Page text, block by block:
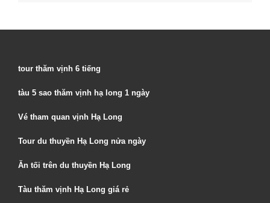
tour thăm vịnh 6 tiếng
tàu 5 sao thăm vịnh hạ long 1 ngày
Vé tham quan vịnh Hạ Long
Tour du thuyền Hạ Long nửa ngày
Ăn tối trên du thuyền Hạ Long
Tàu thăm vịnh Hạ Long giá rẻ